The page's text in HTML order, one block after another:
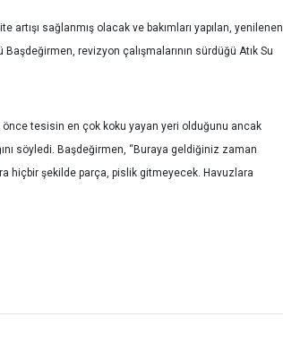
artışı sağlanmış olacak ve bakımları yapılan, yenilenen
revizyon çalışmalarının sürdüğü Atık Su
tesisin en çok koku yayan yeri olduğunu ancak
söyledi. Başdeğirmen, “Buraya geldiğiniz zaman
hiçbir şekilde parça, pislik gitmeyecek. Havuzlara